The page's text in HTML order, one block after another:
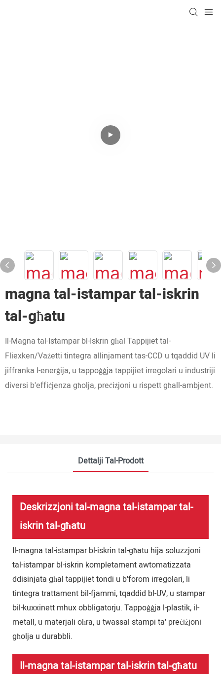
magna tal-istampar tal-iskrin
tal-għatu
Il-Magna tal-Istampar bl-Iskrin għal Tappijiet tal-
Fliexken/Vażetti tintegra allinjament tas-CCD u tqaddid UV li
jiffranka l-enerġija, u tappoġġja tappijiet irregolari u industriji
diversi b'effiċjenza għolja, preċiżjoni u rispett għall-ambjent.
Dettalji Tal-Prodott
Deskrizzjoni tal-magna tal-istampar tal-
iskrin tal-għatu
Il-magna tal-istampar bl-iskrin tal-għatu hija soluzzjoni
tal-istampar bl-iskrin kompletament awtomatizzata
ddisinjata għal tappijiet tondi u b'forom irregolari, li
tintegra trattament bil-fjammi, tqaddid bl-UV, u stampar
bil-kuxxinett mhux obbligatorju. Tappoġġja l-plastik, il-
metall, u materjali oħra, u twassal stampi ta' preċiżjoni
għolja u durabbli.
Il-magna tal-istampar tal-iskrin tal-għatu